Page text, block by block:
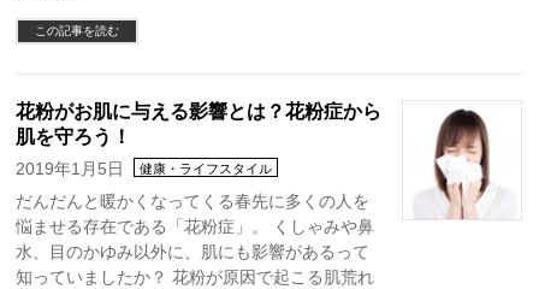
この記事を読む
花粉がお肌に与える影響とは？花粉症から
肌を守ろう！
2019年1月5日 健康・ライフスタイル
だんだんと暖かくなってくる春先に多くの人を
悩ませる存在である「花粉症」。 くしゃみや鼻
水、目のかゆみ以外に、肌にも影響があるって
知っていましたか？ 花粉が原因で起こる肌荒れ